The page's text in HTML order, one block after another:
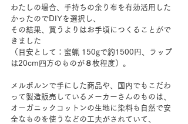
わたしの場合、手持ちの余り布を有効活用した
かったのでDIYを選択し、
その結果、買うよりはお手頃につくることがで
きました
（目安として：蜜蝋 150gで約1500円、ラップ
は20cm四方のものが８枚程度）。
メルボルンで手にした商品や、国内でもこだわ
って製造販売しているメーカーさんのものは、
オーガニックコットンの生地に染料も自然で安
全なものを使うなどの工夫がされていて、